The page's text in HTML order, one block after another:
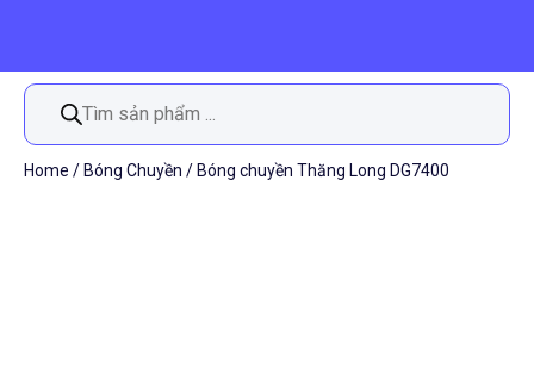
Tìm
phẩm
Home / Bóng Chuyền / Bóng chuyền Thăng Long DG7400